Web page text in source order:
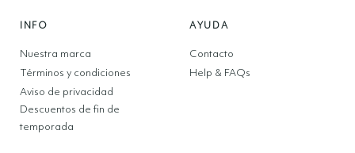
INFO
Nuestra marca
Términos y condiciones
Aviso de privacidad
Descuentos de fin de
temporada
AYUDA
Contacto
Help & FAQs